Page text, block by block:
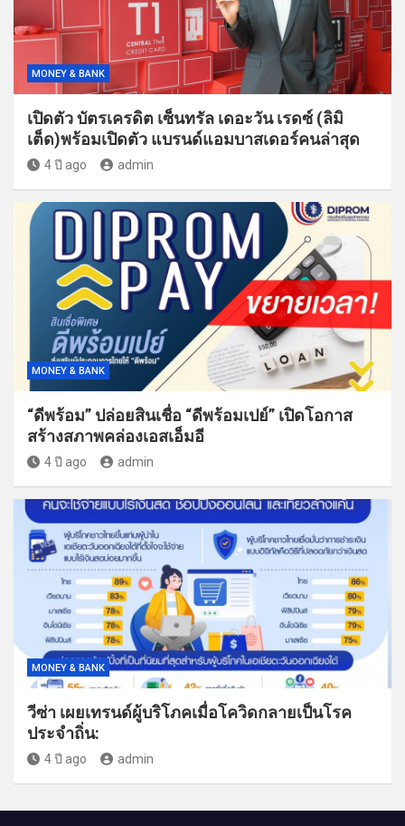
MONEY & BANK
เปิดตัว บัตรเครดิต เซ็นทรัล เดอะวัน เรดซ์ (ลิมิ
เต็ด)พร้อมเปิดตัว แบรนด์แอมบาสเดอร์คนล่าสุด
4 ปี ago admin
MONEY & BANK
“ดีพร้อม” ปล่อยสินเชื่อ “ดีพร้อมเปย์” เปิดโอกาส
สร้างสภาพคล่องเอสเอ็มอี
4 ปี ago admin
MONEY & BANK
วีซ่า เผยเทรนด์ผู้บริโภคเมื่อโควิดกลายเป็นโรค
ประจำถิ่น:
4 ปี ago admin